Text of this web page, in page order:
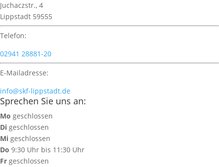
Juchaczstr., 4
Lippstadt 59555
Telefon:
02941 28881-20
E-Mailadresse:
info@skf-lippstadt.de
Sprechen Sie uns an:
Mo geschlossen
Di geschlossen
Mi geschlossen
Do 9:30 Uhr bis 11:30 Uhr
Fr geschlossen